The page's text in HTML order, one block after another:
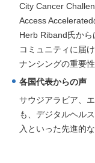
City Cancer
Access
Herb Riband氏か
コミュニティに届
ナンシングの重要
各国代表からの声
サウジアラビア、
も、デジタルヘル
入といった先進的